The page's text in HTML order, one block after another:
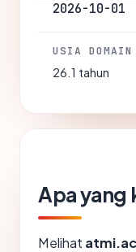
2026-10-01
USIA DOMAIN
26.1 tahun
Apa yang
Melihat